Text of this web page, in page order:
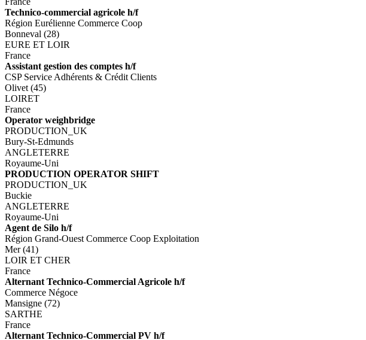
Technico-commercial agricole h/f
Région Eurélienne Commerce Coop
Bonneval (28)
EURE ET LOIR
France
Assistant gestion des comptes h/f
CSP Service Adhérents & Crédit Clients
Olivet (45)
LOIRET
France
Operator weighbridge
PRODUCTION_UK
Bury-St-Edmunds
ANGLETERRE
Royaume-Uni
PRODUCTION OPERATOR SHIFT
PRODUCTION_UK
Buckie
ANGLETERRE
Royaume-Uni
Agent de Silo h/f
Région Grand-Ouest Commerce Coop Exploitation
Mer (41)
LOIR ET CHER
France
Alternant Technico-Commercial Agricole h/f
Commerce Négoce
Mansigne (72)
SARTHE
France
Alternant Technico-Commercial PV h/f